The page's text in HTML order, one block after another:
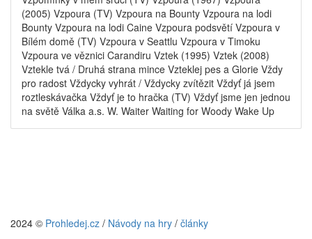
(2005) Vzpoura (TV) Vzpoura na Bounty Vzpoura na lodi
Bounty Vzpoura na lodi Caine Vzpoura podsvětí Vzpoura v
Bílém domě (TV) Vzpoura v Seattlu Vzpoura v Timoku
Vzpoura ve věznici Carandiru Vztek (1995) Vztek (2008)
Vztekle tvá / Druhá strana mince Vzteklej pes a Glorie Vždy
pro radost Vždycky vyhrát / Vždycky zvítězit Vždyť já jsem
roztleskávačka Vždyť je to hračka (TV) Vždyť jsme jen jednou
na světě Válka a.s. W. Waiter Waiting for Woody Wake Up
2024 © Prohledej.cz / Návody na hry / články